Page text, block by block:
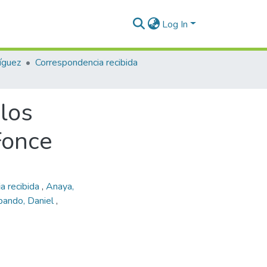
Log In
Correspondencia recibida
recibida , Anaya,
Daniel,